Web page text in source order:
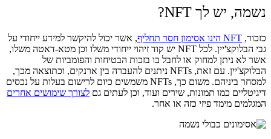
נשמה, יש לך NFT?
כזכור, NFT הינו אסימון חסר תחליף
, אשר יכול להיקשר למידע ייחודי על
גבי הבלוקצ'יין. לכל NFT יש קוד זיהוי ייחודי משלו וכן מטא-דאטה משלו,
אשר לא ניתן למחוק או לחבל בו בזכות הבטיחות והפומביות של
הבלוקצ'יין. עם זאת, NFTs ניתנים להעברה בין ארנקים, וכתוצאה מכך,
למסחר ביניהם. משום כך, NFTs משמשים כיום לרישום בעלות על נכסים
דיגיטליים כמו תמונות, שירים ועוד, וכן לעתים גם לצורך שימושים אחרים
המגלמים מימד פיזי כזה או אחר.